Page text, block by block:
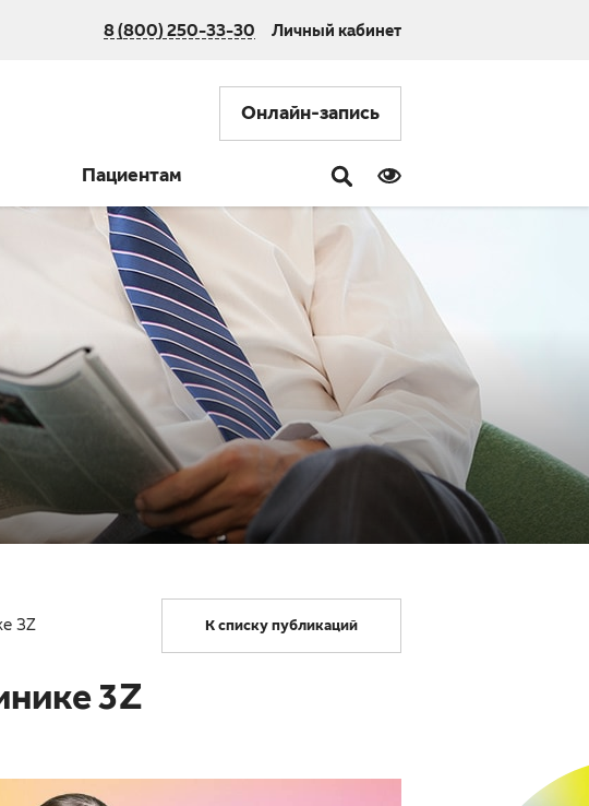
8 (800) 250-33-30 Личный кабинет
Онлайн-запись
Пациентам
3Z К списку публикаций
3Z